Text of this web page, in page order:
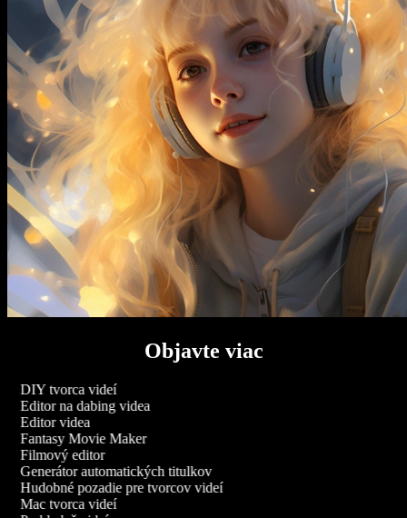
Objavte viac
DIY tvorca videí
Editor na dabing videa
Editor videa
Fantasy Movie Maker
Filmový editor
Generátor automatických titulkov
Hudobné pozadie pre tvorcov videí
Mac tvorca videí